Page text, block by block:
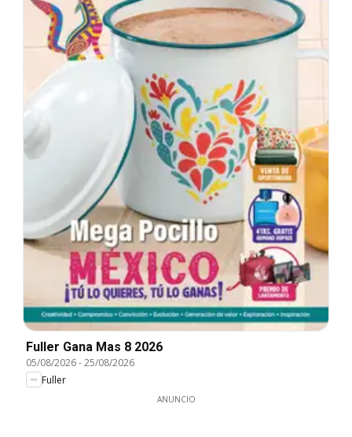
Fuller Gana Mas 8 2026
05/08/2026-25/08/2026
Fuller
ANUNCIO